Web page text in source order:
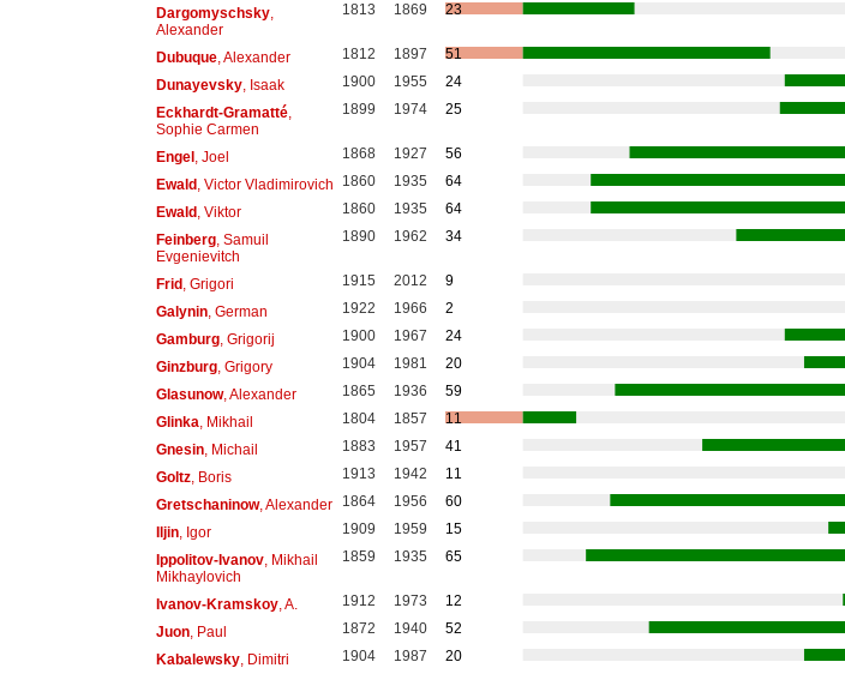
Dargomyschsky,
Alexander
1813 1869 23
Dubuque, Alexander 1812 1897
51
Dunayevsky, Isaak 1900 1955
24
Eckhardt-Gramatté,
Sophie Carmen
1899 1974 25
Engel, Joel 1868 1927
56
Ewald, Victor Vladimirovich 1860 1935
64
Ewald, Viktor 1860 1935
64
Feinberg, Samuil
Evgenievitch
1890 1962 34
Frid, Grigori 1915 2012
9
Galynin, German 1922 1966
2
Gamburg, Grigorij 1900 1967
24
Ginzburg, Grigory 1904 1981
20
Glasunow, Alexander 1865 1936
59
Glinka , Mikhail 1804 1857
11
Gnesin, Michail 1883 1957
41
Goltz, Boris 1913 1942
11
Gretschaninow, Alexander 1864 1956
60
Iljin, Igor 1909 1959
15
Ippolitov-Ivanov, Mikhail
Mikhaylovich
1859 1935 65
Ivanov-Kramskoy, A. 1912 1973
12
Juon, Paul 1872 1940
52
Kabalewsky, Dimitri 1904 1987
20